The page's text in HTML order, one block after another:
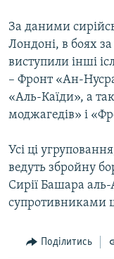
За даними
Лондоні, в боях
виступили інші
– Фронт «Ан-
«Аль-Каїди», а
моджагедів» і
Усі ці
ведуть збройну
Сирії Башара
супротивниками
Поділитись